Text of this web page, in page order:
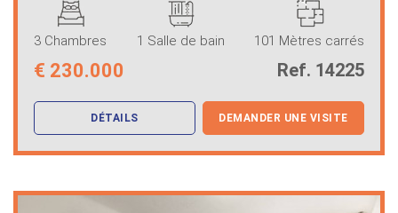
3 Chambres 1 Salle de bain 101 Mètres carrés
€ 230.000 Ref. 14225
DÉTAILS DEMANDER UNE VISITE